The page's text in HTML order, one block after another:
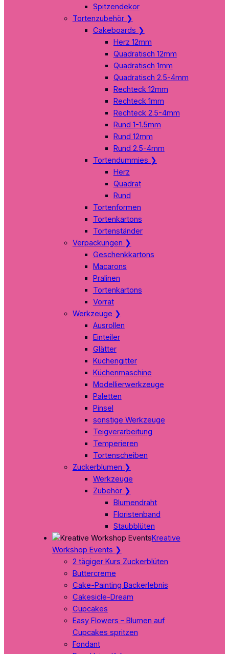
Spitzendekor
Tortenzubehör ❯
Cakeboards ❯
Herz 12mm
Quadratisch 12mm
Quadratisch 1mm
Quadratisch 2.5-4mm
Rechteck 12mm
Rechteck 1mm
Rechteck 2.5-4mm
Rund 1-1.5mm
Rund 12mm
Rund 2.5-4mm
Tortendummies ❯
Herz
Quadrat
Rund
Tortenformen
Tortenkartons
Tortenständer
Verpackungen ❯
Geschenkkartons
Macarons
Pralinen
Tortenkartons
Vorrat
Werkzeuge ❯
Ausrollen
Einteiler
Glätter
Kuchengitter
Küchenmaschine
Modellierwerkzeuge
Paletten
Pinsel
sonstige Werkzeuge
Teigverarbeitung
Temperieren
Tortenscheiben
Zuckerblumen ❯
Werkzeuge
Zubehör ❯
Blumendraht
Floristenband
Staubblüten
Kreative
Workshop Events ❯
2 tägiger Kurs Zuckerblüten
Buttercreme
Cake-Painting Backerlebnis
Cakesicle-Dream
Cupcakes
Easy Flowers – Blumen auf
Cupcakes spritzen
Fondant